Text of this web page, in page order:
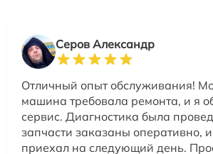
Серов Александр
Отличный опыт обслуживания!
машина требовала ремонта, и я
сервис. Диагностика была
запчасти заказаны оперативно,
приехал на следующий день.